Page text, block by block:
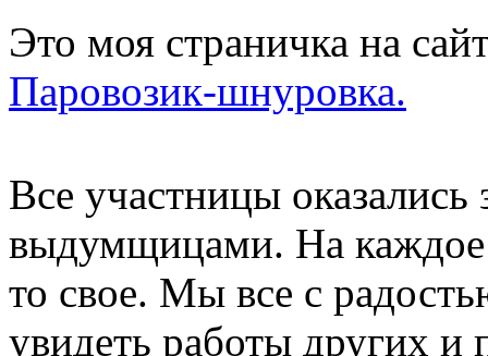
Это моя страничка на
Паровозик-шнуровка.
Все участницы оказались
выдумщицами. На каждое
то свое. Мы все с
увидеть работы других и